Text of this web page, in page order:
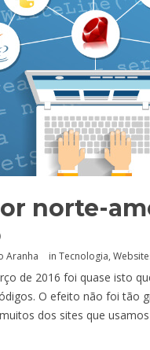
norte-
Aranha in Tecnologia,
de 2016 foi quase isto
O efeito não foi tão
dos sites que